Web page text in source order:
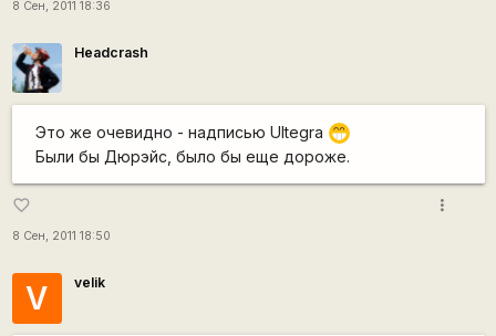
8 Сен, 2011 18:36
Headcrash
Это же очевидно - надписью Ultegra ;D
Были бы Дюрэйс, было бы еще дороже.
favorite_border
8 Сен, 2011 18:50
more_vert
V velik